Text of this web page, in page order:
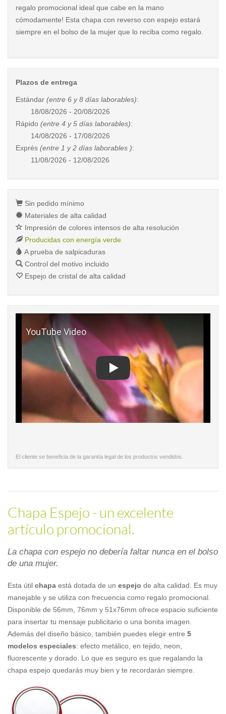
regalo promocional ideal que cabe en la mano
cómodamente! Esta chapa con reverso con espejo estará
siempre en el bolso de la mujer que lo reciba como regalo.
Plazos de entrega
Estándar (entre 6 y 8 días laborables):
18/08/2026 - 20/08/2026
Rápido (entre 4 y 5 días laborables):
14/08/2026 - 17/08/2026
Exprés (entre 1 y 2 días laborables ):
11/08/2026 - 12/08/2026
Sin pedido mínimo
Materiales de alta calidad
Impresión de colores intensos de alta resolución
Producidas con energía verde
A prueba de salpicaduras
Control del motivo incluido
Espejo de cristal de alta calidad
El cliente se beneficia de la garantía legal de los productos vendidos.
Chapa Espejo - un excelente
artículo promocional.
La chapa con espejo no debería faltar nunca en el bolso
de una mujer.
Esta útil chapa está dotada de un espejo de alta calidad. Es muy
manejable y se utiliza con frecuencia como regalo promocional.
Disponible de 56mm, 76mm y 51x76mm ofrece espacio suficiente
para insertar tu mensaje publicitario o una bonita imagen.
Además del diseño básico, también puedes elegir entre 5
modelos especiales: efecto metálico, en tejido, neon,
fluorescente y dorado. Lo que es seguro es que regalando la
chapa espejo quedarás muy bien y te recordarán siempre.